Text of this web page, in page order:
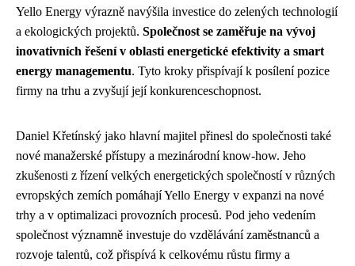
Yello Energy výrazně navýšila investice do zelených technologií
a ekologických projektů. Společnost se zaměřuje na vývoj
inovativních řešení v oblasti energetické efektivity a smart
energy managementu. Tyto kroky přispívají k posílení pozice
firmy na trhu a zvyšují její konkurenceschopnost.
Daniel Křetínský jako hlavní majitel přinesl do společnosti také
nové manažerské přístupy a mezinárodní know-how. Jeho
zkušenosti z řízení velkých energetických společností v různých
evropských zemích pomáhají Yello Energy v expanzi na nové
trhy a v optimalizaci provozních procesů. Pod jeho vedením
společnost významně investuje do vzdělávání zaměstnanců a
rozvoje talentů, což přispívá k celkovému růstu firmy a